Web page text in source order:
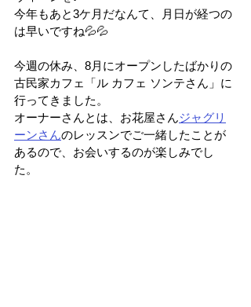
今年もあと3ケ月だなんて、月日が経つの
は早いですね💦💦
今週の休み、8月にオープンしたばかりの
古民家カフェ「ル カフェ ソンテさん」に
行ってきました。
オーナーさんとは、お花屋さんジャグリ
ーンさんのレッスンでご一緒したことが
あるので、お会いするのが楽しみでし
た。